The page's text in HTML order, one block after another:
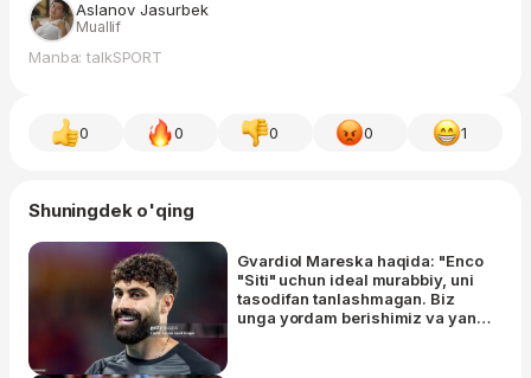
Aslanov Jasurbek
Muallif
Manba: talkSPORT
0 0 0 0 1
Shuningdek o'qing
Gvardiol Mareska haqida: "Enco
"Siti" uchun ideal murabbiy, uni
tasodifan tanlashmagan. Biz
unga yordam berishimiz va yangi